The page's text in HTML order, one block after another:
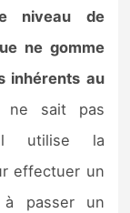
niveau de
ne gomme
inhérents au
ne sait pas
utilise la
effectuer un
à passer un